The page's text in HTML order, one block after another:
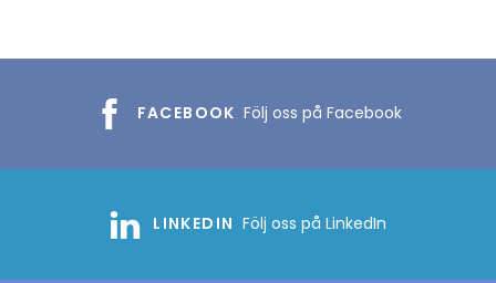
FACEBOOK Följ oss på Facebook
LINKEDIN Följ oss på LinkedIn